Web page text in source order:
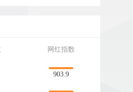
网红指数
903.9